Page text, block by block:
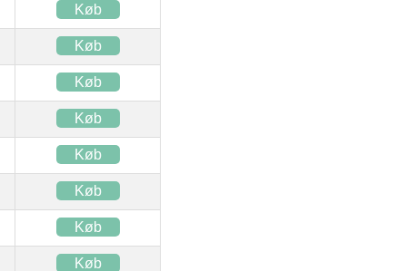
Køb
Køb
Køb
Køb
Køb
Køb
Køb
Køb